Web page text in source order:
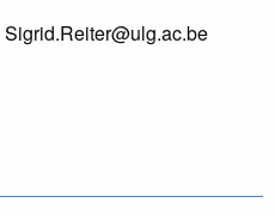
Sigrid.Reiter@ulg.ac.be